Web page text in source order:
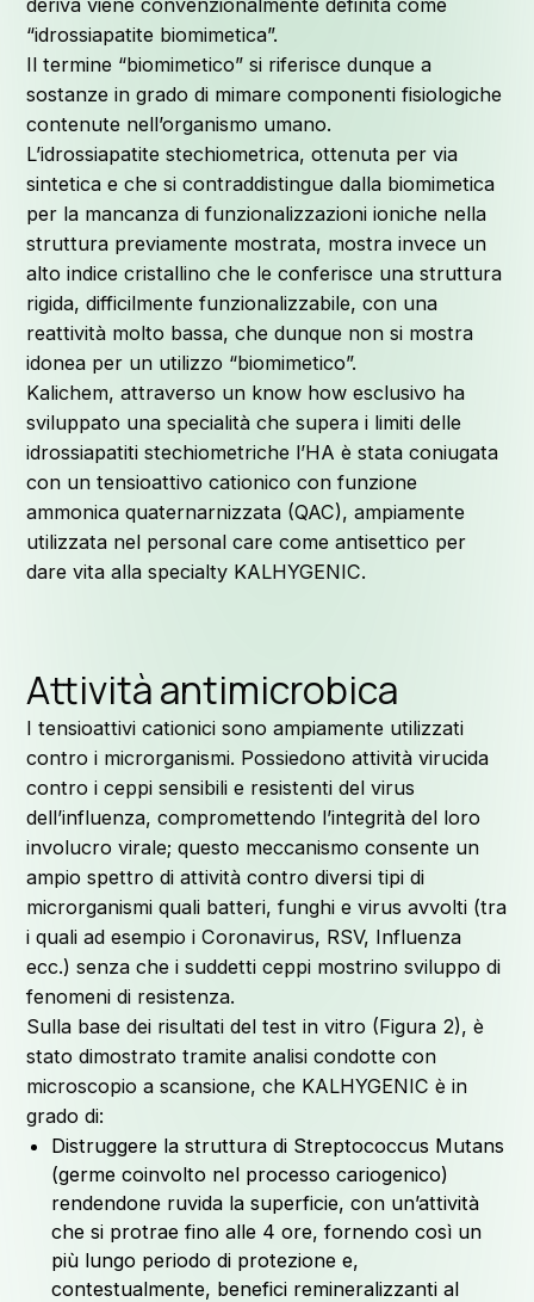
“idrossiapatite biomimetica”.
Il termine “biomimetico” si riferisce dunque a
sostanze in grado di mimare componenti fisiologiche
contenute nell’organismo umano.
L’idrossiapatite stechiometrica, ottenuta per via
sintetica e che si contraddistingue dalla biomimetica
per la mancanza di funzionalizzazioni ioniche nella
struttura previamente mostrata, mostra invece un
alto indice cristallino che le conferisce una struttura
rigida, difficilmente funzionalizzabile, con una
reattività molto bassa, che dunque non si mostra
idonea per un utilizzo “biomimetico”.
Kalichem, attraverso un know how esclusivo ha
sviluppato una specialità che supera i limiti delle
idrossiapatiti stechiometriche l’HA è stata coniugata
con un tensioattivo cationico con funzione
ammonica quaternarnizzata (QAC), ampiamente
utilizzata nel personal care come antisettico per
dare vita alla specialty KALHYGENIC.
Attività antimicrobica
I tensioattivi cationici sono ampiamente utilizzati
contro i microrganismi. Possiedono attività virucida
contro i ceppi sensibili e resistenti del virus
dell’influenza, compromettendo l’integrità del loro
involucro virale; questo meccanismo consente un
ampio spettro di attività contro diversi tipi di
microrganismi quali batteri, funghi e virus avvolti (tra
i quali ad esempio i Coronavirus, RSV, Influenza
ecc.) senza che i suddetti ceppi mostrino sviluppo di
fenomeni di resistenza.
Sulla base dei risultati del test in vitro (Figura 2), è
stato dimostrato tramite analisi condotte con
microscopio a scansione, che KALHYGENIC è in
grado di:
Distruggere la struttura di Streptococcus Mutans
(germe coinvolto nel processo cariogenico)
rendendone ruvida la superficie, con un’attività
che si protrae fino alle 4 ore, fornendo così un
più lungo periodo di protezione e,
contestualmente, benefici remineralizzanti al